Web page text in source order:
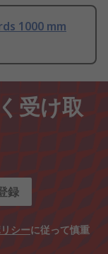
1000 mm
受け取
録
シーに従って慎重